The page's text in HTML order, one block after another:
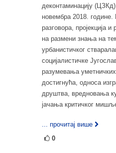
деконтаминацију
новембра 2018.
разговора, пројекција
на размени знања на
урбанистичког
социјалистичке
разумевања
достигнућа, односа
друштва, вредновања
јачања критичког
... прочитај више
0